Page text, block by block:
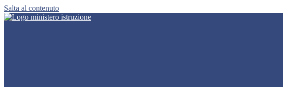
Salta al contenuto